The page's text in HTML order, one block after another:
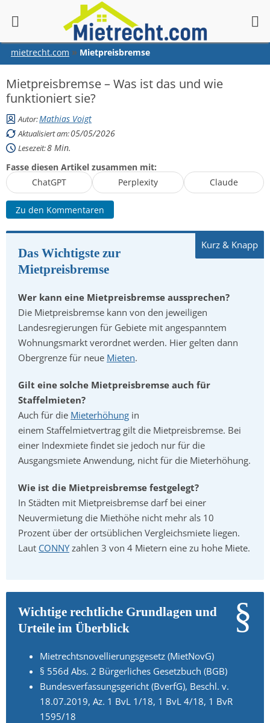
mietrecht.com Mietpreisbremse
Mietpreisbremse – Was ist das und wie
funktioniert sie?
Autor:Mathias Voigt
Aktualisiert am:05/05/2026
Lesezeit:8 Min.
Fasse diesen Artikel zusammen mit:
ChatGPT
Perplexity Claude
Zu den Kommentaren
Das Wichtigste zur
Mietpreisbremse
Wer kann eine Mietpreisbremse aussprechen?
Die Mietpreisbremse kann von den jeweiligen
Landesregierungen für Gebiete mit angespanntem
Wohnungsmarkt verordnet werden. Hier gelten dann
Obergrenze für neue Mieten.
Gilt eine solche Mietpreisbremse auch für
Staffelmieten?
Auch für die Mieterhöhung in
einem Staffelmietvertrag gilt die Mietpreisbremse. Bei
einer Indexmiete findet sie jedoch nur für die
Ausgangsmiete Anwendung, nicht für die Mieterhöhung.
Wie ist die Mietpreisbremse festgelegt?
In Städten mit Mietpreisbremse darf bei einer
Neuvermietung die Miethöhe nicht mehr als 10
Prozent über der ortsüblichen Vergleichsmiete liegen.
Laut CONNYzahlen 3 von 4 Mietern eine zu hohe Miete.
Wichtige rechtliche Grundlagen und
Urteile im Überblick
Mietrechtsnovellierungsgesetz (MietNovG)
§ 556d Abs. 2 Bürgerliches Gesetzbuch (BGB)
Bundesverfassungsgericht (BverfG), Beschl. v.
18.07.2019, Az. 1 BvL 1/18, 1 BvL 4/18, 1 BvR
1595/18